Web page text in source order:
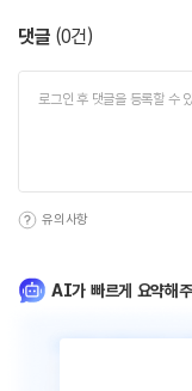
댓글 (0건)
유의사항
AI가 빠르게 요약해